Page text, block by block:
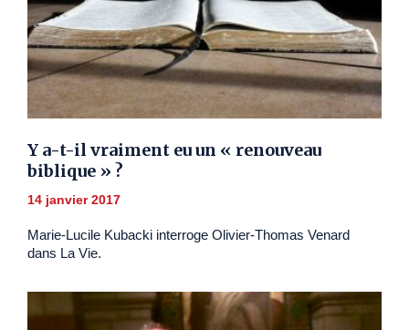
Y a-t-il vraiment eu un « renouveau
biblique » ?
14 janvier 2017
Marie-Lucile Kubacki interroge Olivier-Thomas Venard
dans La Vie.